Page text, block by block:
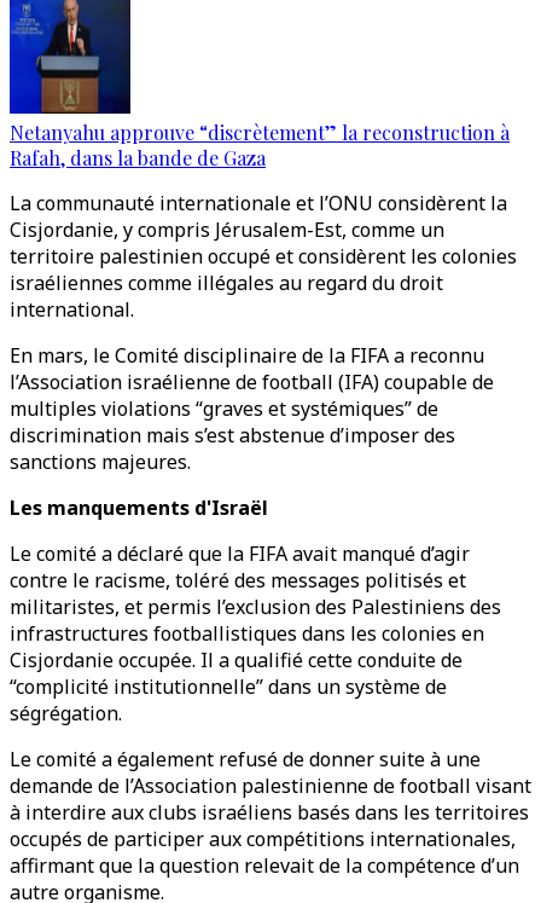
Netanyahu approuve “discrètement” la reconstruction à
Rafah, dans la bande de Gaza
La communauté internationale et l’ONU considèrent la
Cisjordanie, y compris Jérusalem-Est, comme un
territoire palestinien occupé et considèrent les colonies
israéliennes comme illégales au regard du droit
international.
En mars, le Comité disciplinaire de la FIFA a reconnu
l’Association israélienne de football (IFA) coupable de
multiples violations “graves et systémiques” de
discrimination mais s’est abstenue d’imposer des
sanctions majeures.
Les manquements d'Israël
Le comité a déclaré que la FIFA avait manqué d’agir
contre le racisme, toléré des messages politisés et
militaristes, et permis l’exclusion des Palestiniens des
infrastructures footballistiques dans les colonies en
Cisjordanie occupée. Il a qualifié cette conduite de
“complicité institutionnelle” dans un système de
ségrégation.
Le comité a également refusé de donner suite à une
demande de l’Association palestinienne de football visant
à interdire aux clubs israéliens basés dans les territoires
occupés de participer aux compétitions internationales,
affirmant que la question relevait de la compétence d’un
autre organisme.